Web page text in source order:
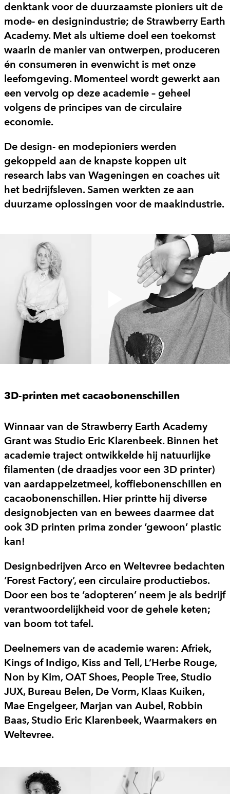
denktank voor de duurzaamste pioniers uit de
mode- en designindustrie; de Strawberry Earth
Academy. Met als ultieme doel een toekomst
waarin de manier van ontwerpen, produceren
én consumeren in evenwicht is met onze
leefomgeving. Momenteel wordt gewerkt aan
een vervolg op deze academie – geheel
volgens de principes van de circulaire
economie.
De design- en modepioniers werden
gekoppeld aan de knapste koppen uit
research labs van Wageningen en coaches uit
het bedrijfsleven. Samen werkten ze aan
duurzame oplossingen voor de maakindustrie.
3D-printen met cacaobonenschillen
Winnaar van de Strawberry Earth Academy
Grant was Studio Eric Klarenbeek. Binnen het
academie traject ontwikkelde hij natuurlijke
filamenten (de draadjes voor een 3D printer)
van aardappelzetmeel, koffiebonenschillen en
cacaobonenschillen. Hier printte hij diverse
designobjecten van en bewees daarmee dat
ook 3D printen prima zonder ‘gewoon’ plastic
kan!
Designbedrijven Arco en Weltevree bedachten
‘Forest Factory’, een circulaire productiebos.
Door een bos te ‘adopteren’ neem je als bedrijf
verantwoordelijkheid voor de gehele keten;
van boom tot tafel.
Deelnemers van de academie waren: Afriek,
Kings of Indigo, Kiss and Tell, L’Herbe Rouge,
Non by Kim, OAT Shoes, People Tree, Studio
JUX, Bureau Belen, De Vorm, Klaas Kuiken,
Mae Engelgeer, Marjan van Aubel, Robbin
Baas, Studio Eric Klarenbeek, Waarmakers en
Weltevree.